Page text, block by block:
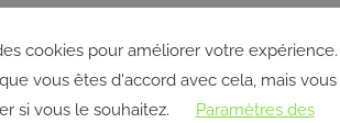
cookies pour améliorer votre expérience.
vous êtes d'accord avec cela, mais vous
si vous le souhaitez.
Paramètres des